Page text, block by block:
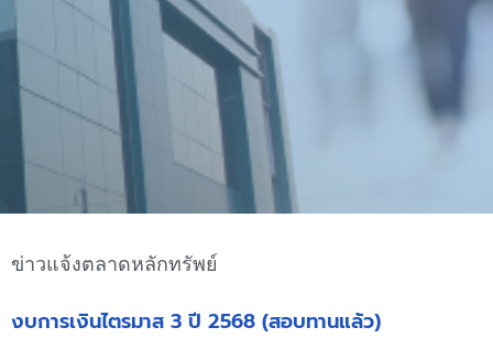
ข่าวแจ้งตลาดหลักทรัพย์
งบการเงินไตรมาส 3 ปี 2568 (สอบทานแล้ว)